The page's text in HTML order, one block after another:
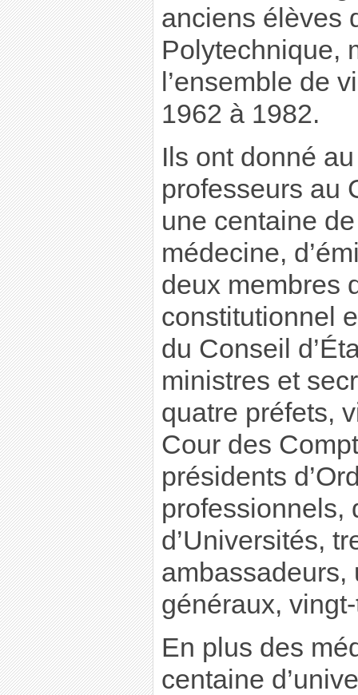
anciens élèves
Polytechnique,
l’ensemble de
1962 à 1982.
Ils ont donné
professeurs au
une centaine
médecine,
deux membres
constitutionnel
du Conseil
ministres et
quatre préfets,
Cour des
présidents
professionnels,
d’Universités,
ambassadeurs,
généraux,
En plus des
centaine